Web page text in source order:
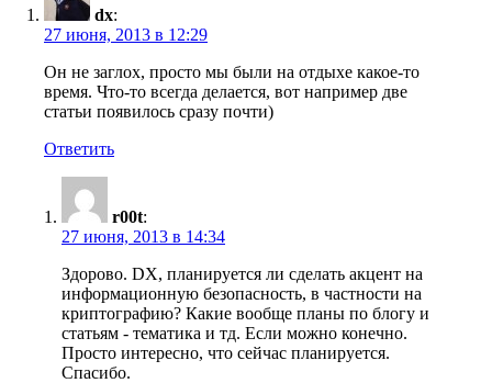
dx:
27 июня, 2013 в 12:29
Он не заглох, просто мы были на отдыхе какое-то
время. Что-то всегда делается, вот например две
статьи появилось сразу почти)
Ответить
r00t:
27 июня, 2013 в 14:34
Здорово. DX, планируется ли сделать акцент на
информационную безопасность, в частности на
криптографию? Какие вообще планы по блогу и
статьям - тематика и тд. Если можно конечно.
Просто интересно, что сейчас планируется.
Спасибо.